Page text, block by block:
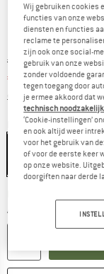
Oorspronkelijke
€ 79,95
Prijs:
€ 59,96 incl. BTW
excl. Verzendkosten
Kleur:Natural
Natural
-25%
Aantal:
Wij gebruiken cookies
functies van onze
diensten en functies
reclame te
zijn ook onze social-
gebruik van onze
zonder voldoende
tegen toegang door
je ermee akkoord dat
technisch
‘Cookie-instellingen’
en ook altijd weer
voor het gebruik van
of voor de eerste keer
op onze website.
doorgiften naar derde